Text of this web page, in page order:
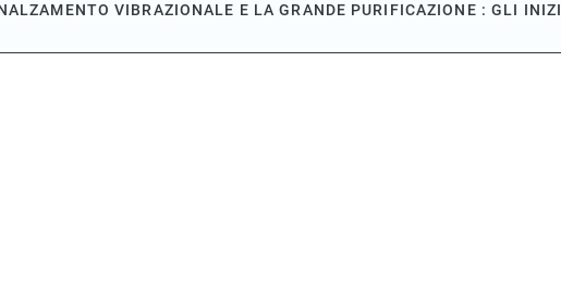
VIBRAZIONALE E LA GRANDE PURIFICAZIONE : GLI INIZI